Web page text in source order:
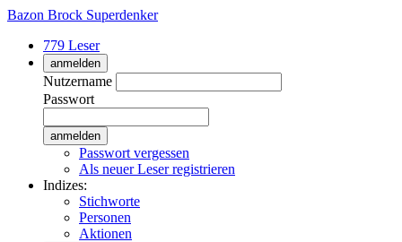
Bazon Brock Superdenker
779 Leser
anmelden
Nutzername
Passwort
Passwort vergessen
Als neuer Leser registrieren
Indizes:
Stichworte
Personen
Aktionen